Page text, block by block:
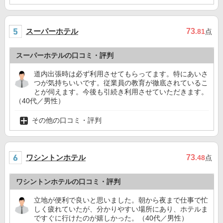
スーパーホテル 73.81点
スーパーホテルの口コミ・評判
道内出張時は必ず利用させてもらってます。特にあいさ
つが気持ちいいです。従業員の教育が徹底されているこ
とが伺えます。今後も引続き利用させていただきます。
（40代／男性）
その他の口コミ・評判
ワシントンホテル 73.48点
ワシントンホテルの口コミ・評判
立地が便利で良いと思いました。朝から夜まで仕事で忙
しく疲れていたが、分かりやすい場所にあり、ホテルま
ですぐに行けたのが嬉しかった。（40代／男性）